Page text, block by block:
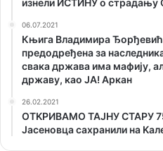
06.07.2021
Књига Владимира
предодређена за
свака држава има мафију,
државу, као ЈА! Аркан
26.02.2021
ОТKРИВАМО ТАЈНУ СТАРУ
Јасеновца сахранили на